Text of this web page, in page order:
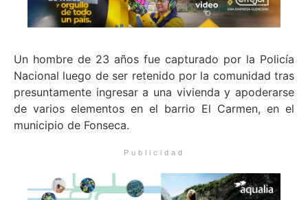
Un hombre de 23 años fue capturado por la Policía
Nacional luego de ser retenido por la comunidad tras
presuntamente ingresar a una vivienda y apoderarse
de varios elementos en el barrio El Carmen, en el
municipio de Fonseca.
Publicidad